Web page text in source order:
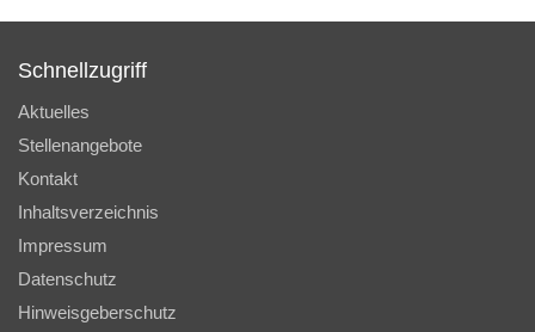
Schnellzugriff
Aktuelles
Stellenangebote
Kontakt
Inhaltsverzeichnis
Impressum
Datenschutz
Hinweisgeberschutz